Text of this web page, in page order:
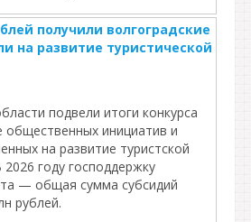
получили волгоградские
на развитие туристической
подвели итоги конкурса
общественных инициатив и
на развитие туристской
году господдержку
— общая сумма субсидий
рублей.